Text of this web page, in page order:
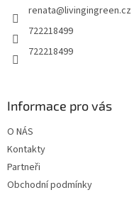
renata@livingingreen.cz
722218499
722218499
Informace pro vás
O NÁS
Kontakty
Partneři
Obchodní podmínky